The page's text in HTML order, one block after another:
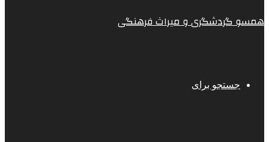
همسو گردشگری و میراث فرهنگی
جستجو برای